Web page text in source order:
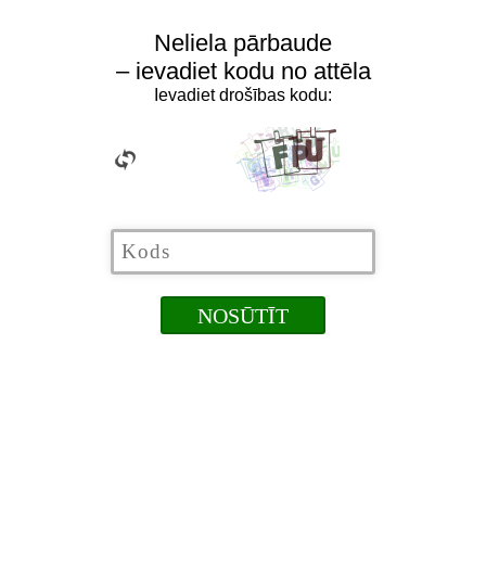
Neliela pārbaude
– ievadiet kodu no attēla
Ievadiet drošības kodu: